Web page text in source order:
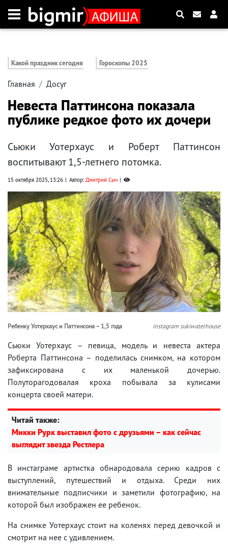
Какой праздник сегодня Гороскопы 2025
Главная Досуг
Невеста Паттинсона показала
публике редкое фото их дочери
Сьюки Уотерхаус и Роберт Паттинсон
воспитывают 1,5-летнего потомка.
15 октября 2025, 13:26 Автор:Дмитрий Сыч
Ребенку Уотерхаус и Паттинсона – 1,5 года instagram sukiwaterhouse
Сьюки Уотерхаус – певица, модель и невеста актера
Роберта Паттинсона – поделилась снимком, на котором
зафиксирована с их маленькой дочерью.
Полуторагодовалая кроха побывала за кулисами
концерта своей матери.
Читай также:
Микки Рурк выставил фото с друзьями – как сейчас
выглядит звезда Рестлера
В инстаграме артистка обнародовала серию кадров с
выступлений, путешествий и отдыха. Среди них
внимательные подписчики и заметили фотографию, на
которой был изображен ее ребенок.
На снимке Уотерхаус стоит на коленях перед девочкой и
смотрит на нее с удивлением.